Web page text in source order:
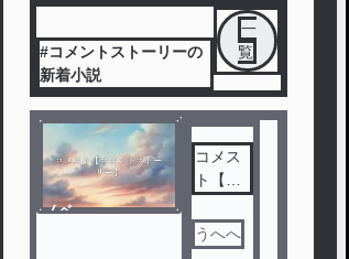
#コメントストーリーの
新着小説
一
覧
ノベ
コメス
ト【コ
ストー
リー】
うへへ